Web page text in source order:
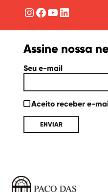
Instagram
Facebook
YouTube
LinkedIn
Assine nossa
Seu e-mail
Aceito receber e-